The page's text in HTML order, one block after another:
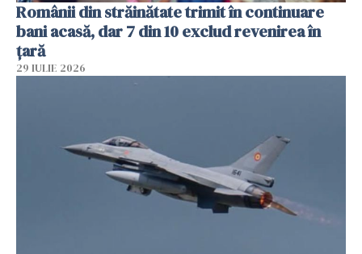
Românii din străinătate trimit în continuare
bani acasă, dar 7 din 10 exclud revenirea în
țară
29 IULIE 2026